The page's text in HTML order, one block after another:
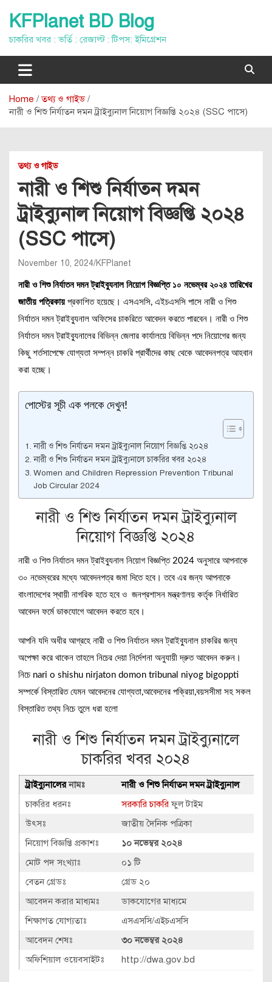
content
KFPlanet BD Blog
চাকরির খবর : ভর্তি : রেজাল্ট : টিপস: ইমিগ্রেশন
Home
তথ্য ও গাইড
নারী ও শিশু নির্যাতন দমন ট্রাইব্যুনাল নিয়োগ বিজ্ঞপ্তি ২০২৪ (SSC পাসে)
তথ্য ও গাইড
নারী ও শিশু নির্যাতন দমন
ট্রাইব্যুনাল নিয়োগ বিজ্ঞপ্তি ২০২৪
(SSC পাসে)
November 10, 2024 KFPlanet
নারী ও শিশু নির্যাতন দমন ট্রাইব্যুনাল নিয়োগ বিজ্ঞপ্তি ১০ নভেম্বর ২০২৪ তারিখের
জাতীয় পত্রিকায় প্রকাশিত হয়েছে। এসএসসি, এইচএসসি পাসে নারী ও শিশু
নির্যাতন দমন ট্রাইব্যুনাল অফিসের চাকরিতে আবেদন করতে পারবেন। নারী ও শিশু
নির্যাতন দমন ট্রাইব্যুনালের বিভিন্ন জেলার কার্যালয়ে বিভিন্ন পদে নিয়োগের জন্য
কিছু শর্তসাপেক্ষে যোগ্যতা সম্পন্ন চাকরি প্রার্থীদের কাছ থেকে আবেদনপত্র আহবান
করা হচ্ছে।
পোস্টের সূচী এক পলকে দেখুন!
নারী ও শিশু নির্যাতন দমন ট্রাইব্যুনাল নিয়োগ বিজ্ঞপ্তি ২০২৪
নারী ও শিশু নির্যাতন দমন ট্রাইব্যুনালে চাকরির খবর ২০২৪
Women and Children Repression Prevention Tribunal
Job Circular 2024
নারী ও শিশু নির্যাতন দমন ট্রাইব্যুনাল
নিয়োগ বিজ্ঞপ্তি ২০২৪
নারী ও শিশু নির্যাতন দমন ট্রাইব্যুনাল নিয়োগ বিজ্ঞপ্তি 2024 অনুসারে আপনাকে
৩০ নভেম্বরের মধ্যে আবেদনপত্র জমা দিতে হবে। তবে এর জন্য আপনাকে
বাংলাদেশের স্থায়ী নাগরিক হতে হবে ও জনপ্রশাসন মন্ত্রণালয় কর্তৃক নির্ধারিত
আবেদন ফর্মে ডাকযোগে আবেদন করতে হবে।
আপনি যদি অধীর আগ্রহে নারী ও শিশু নির্যাতন দমন ট্রাইব্যুনাল চাকরির জন্য
অপেক্ষা করে থাকেন তাহলে নিচের দেয়া নির্দেশনা অনুযায়ী দ্রুত আবেদন করুন।
নিচে nari o shishu nirjaton domon tribunal niyog bigoppti
সম্পর্কে বিস্তারিত যেমন আবেদনের যোগ্যতা,আবেদনের পক্রিয়া,বয়সসীমা সহ সকল
বিস্তারিত তথ্য নিচে তুলে ধরা হলো
নারী ও শিশু নির্যাতন দমন ট্রাইব্যুনালে
চাকরির খবর ২০২৪
ট্রাইব্যুনালেরনামঃ
নারী ও শিশু নির্যাতন দমন ট্রাইব্যুনাল
চাকরির ধরনঃ
সরকারি চাকরিফুল টাইম
উৎসঃ
জাতীয় দৈনিক পত্রিকা
নিয়োগ বিজ্ঞপ্তি প্রকাশঃ
১০ নভেম্বর ২০২৪
মোট পদ সংখ্যাঃ
০১ টি
বেতন গ্রেডঃ
গ্রেড ২০
আবেদন করার মাধ্যমঃ
ডাকযোগের মাধ্যমে
শিক্ষাগত যোগ্যতাঃ
এসএসসি/এইচএসসি
আবেদন শেষঃ
৩০ নভেম্বর ২০২৪
অফিশিয়াল ওয়েবসাইটঃ
http://dwa.gov.bd